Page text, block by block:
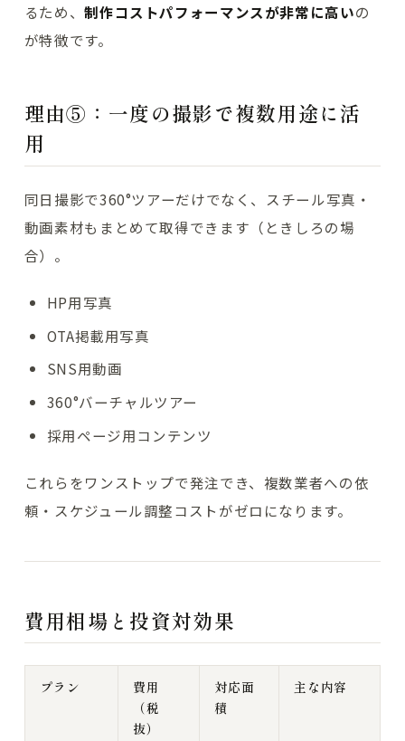
るため、制作コストパフォーマンスが非常に高いの
が特徴です。
理由⑤：一度の撮影で複数用途に活
用
同日撮影で360°ツアーだけでなく、スチール写真・
動画素材もまとめて取得できます（ときしろの場
合）。
HP用写真
OTA掲載用写真
SNS用動画
360°バーチャルツアー
採用ページ用コンテンツ
これらをワンストップで発注でき、複数業者への依
頼・スケジュール調整コストがゼロになります。
費用相場と投資対効果
プラン
費用
（税
抜）
対応面
積
主な内容